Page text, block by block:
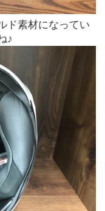
ド素材になってい
♪